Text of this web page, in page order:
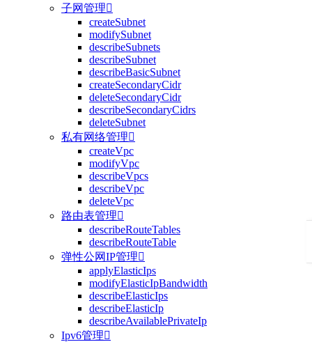
子网管理
createSubnet
modifySubnet
describeSubnets
describeSubnet
describeBasicSubnet
createSecondaryCidr
deleteSecondaryCidr
describeSecondaryCidrs
deleteSubnet
私有网络管理
createVpc
modifyVpc
describeVpcs
describeVpc
deleteVpc
路由表管理
describeRouteTables
describeRouteTable
弹性公网IP管理
applyElasticIps
modifyElasticIpBandwidth
describeElasticIps
describeElasticIp
describeAvailablePrivateIp
Ipv6管理